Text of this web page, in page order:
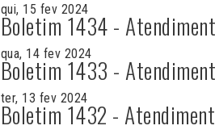
qui, 15 fev 2024
Boletim 1434 -
qua, 14 fev 2024
Boletim 1433 -
ter, 13 fev 2024
Boletim 1432 -